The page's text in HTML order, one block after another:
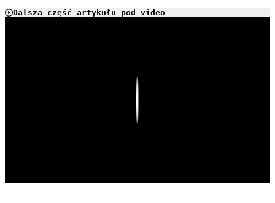
Dalsza część artykułu pod video